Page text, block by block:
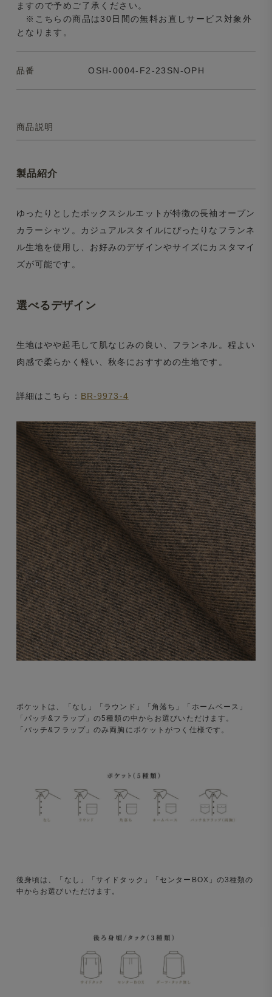
ますので予めご了承ください。
※こちらの商品は30日間の無料お直しサービス対象外
となります。
品番 OSH-0004-F2-23SN-OPH
商品説明
製品紹介
ゆったりとしたボックスシルエットが特徴の長袖オープン
カラーシャツ。カジュアルスタイルにぴったりなフランネ
ル生地を使用し、お好みのデザインやサイズにカスタマイ
ズが可能です。
選べるデザイン
生地はやや起毛して肌なじみの良い、フランネル。程よい
肉感で柔らかく軽い、秋冬におすすめの生地です。
詳細はこちら： BR-9973-4
ポケットは、「なし」「ラウンド」「角落ち」「ホームベース」
「パッチ&フラップ」の5種類の中からお選びいただけます。
「パッチ&フラップ」のみ両胸にポケットがつく仕様です。
後身頃は、「なし」「サイドタック」「センターBOX」の3種類の
中からお選びいただけます。